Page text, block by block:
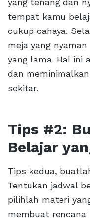
yang tenang dan
tempat kamu
cukup cahaya.
meja yang
yang lama. Hal ini
dan
sekitar.
Tips #2:
Belajar
Tips kedua,
Tentukan jadwal
pilihlah materi
membuat rencana